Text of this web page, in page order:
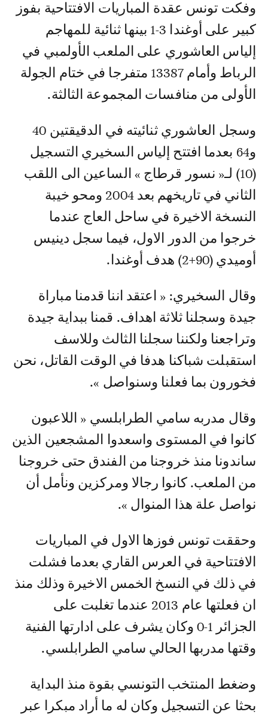
وفكت تونس عقدة المباريات الافتتاحية بفوز
كبير على أوغندا 3-1 بينها ثنائية للمهاجم
إلياس العاشوري على الملعب الأولمبي في
الرباط وأمام 13387 متفرجا في ختام الجولة
الأولى من منافسات المجموعة الثالثة.
وسجل العاشوري ثنائيته في الدقيقتين 40
و64 بعدما افتتح إلياس السخيري التسجيل
(10) لـ« نسور قرطاج » الساعين الى اللقب
الثاني في تاريخهم بعد 2004 ومحو خيبة
النسخة الاخيرة في ساحل العاج عندما
خرجوا من الدور الاول، فيما سجل دينيس
أوميدي (90+2) هدف أوغندا.
وقال السخيري: « اعتقد اننا قدمنا مباراة
جيدة وسجلنا ثلاثة اهداف. قمنا ببداية جيدة
وتراجعنا ولكننا سجلنا الثالث وللاسف
استقبلت شباكنا هدفا في الوقت القاتل، نحن
فخورون بما فعلنا وسنواصل ».
وقال مدربه سامي الطرابلسي « اللاعبون
كانوا في المستوى واسعدوا المشجعين الذين
ساندونا منذ خروجنا من الفندق حتى خروجنا
من الملعب. كانوا رجالا ومركزين ونأمل أن
نواصل علة هذا المنوال ».
وحققت تونس فوزها الاول في المباريات
الافتتاحية في العرس القاري بعدما فشلت
في ذلك في النسخ الخمس الاخيرة وذلك منذ
ان فعلتها عام 2013 عندما تغلبت على
الجزائر 1-0 وكان يشرف على ادارتها الفنية
وقتها مدربها الحالي سامي الطرابلسي.
وضغط المنتخب التونسي بقوة منذ البداية
بحثا عن التسجيل وكان له ما أراد مبكرا عبر